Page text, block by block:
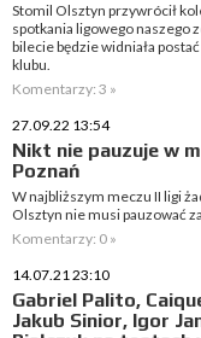
Stomil Olsztyn przywrócił
spotkania ligowego naszego
bilecie będzie widniała
klubu.
Komentarzy: 3 »
27.09.22 13:54
Nikt nie pauzuje w
Poznań
W najbliższym meczu II ligi
Olsztyn nie musi pauzować
Komentarzy: 0 »
14.07.21 23:10
Gabriel Palito,
Jakub Sinior, Igor